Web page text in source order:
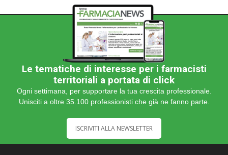
Le tematiche di interesse per i farmacisti
territoriali a portata di click
Ogni settimana, per supportare la tua crescita professionale.
Unisciti a oltre 35.100 professionisti che già ne fanno parte.
ISCRIVITI ALLA NEWSLETTER